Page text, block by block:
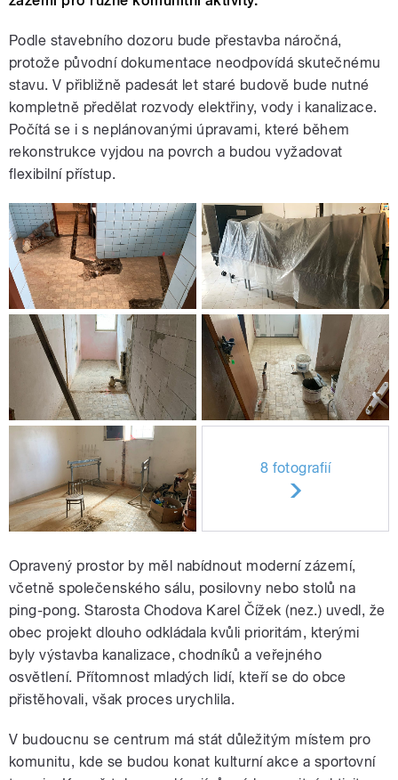
Podle stavebního dozoru bude přestavba náročná,
protože původní dokumentace neodpovídá skutečnému
stavu. V přibližně padesát let staré budově bude nutné
kompletně předělat rozvody elektřiny, vody i kanalizace.
Počítá se i s neplánovanými úpravami, které během
rekonstrukce vyjdou na povrch a budou vyžadovat
flexibilní přístup.
8 fotografií
Opravený prostor by měl nabídnout moderní zázemí,
včetně společenského sálu, posilovny nebo stolů na
ping-pong. Starosta Chodova Karel Čížek (nez.) uvedl, že
obec projekt dlouho odkládala kvůli prioritám, kterými
byly výstavba kanalizace, chodníků a veřejného
osvětlení. Přítomnost mladých lidí, kteří se do obce
přistěhovali, však proces urychlila.
V budoucnu se centrum má stát důležitým místem pro
komunitu, kde se budou konat kulturní akce a sportovní